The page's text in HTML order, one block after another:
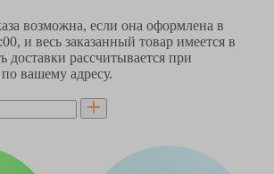
возможна, если она оформлена в
, и весь заказанный товар имеется в
доставки рассчитывается при
вашему адресу.